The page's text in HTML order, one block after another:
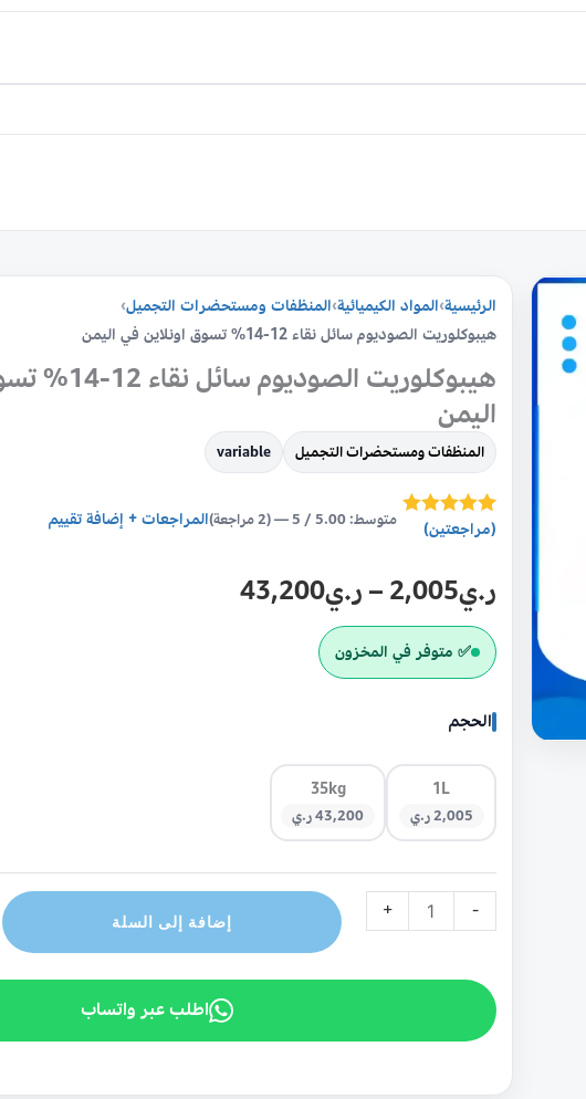
الرئيسية›المواد الكيميائية›المنظفات ومستحضرات التجميل›
هيبوكلوريت الصوديوم سائل نقاء 12-14% تسوق اونلاين في اليمن
هيبوكلوريت
اليمن
المنظفات ومستحضرات التجميل variable
تم التقييم بـ
تقييم
2
من
العملاء
(مراجعتين) متوسط: 5.00 / 5 — (2 مراجعة) المراجعات + إضافة تقييم
ر.ي2,005
–ر.ي43,200
✅ متوفر في المخزون
الحجم
1L
2,005 ر.ي
35kg
43,200 ر.ي
-
كمية
هيبوكلوريت
الصوديوم
سائل
نقاء
12-
14%
تسوق
اونلاين
اليمن
+ إضافة إلى السلة
اطلب عبر واتساب